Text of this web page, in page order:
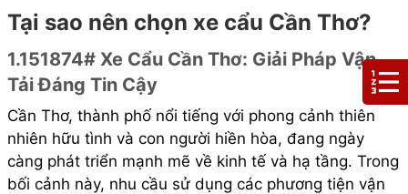
Tại sao nên chọn xe cẩu Cần Thơ?
1.151874# Xe Cẩu Cần Thơ: Giải Pháp Vận
Tải Đáng Tin Cậy
Cần Thơ, thành phố nổi tiếng với phong cảnh thiên
nhiên hữu tình và con người hiền hòa, đang ngày
càng phát triển mạnh mẽ về kinh tế và hạ tầng. Trong
bối cảnh này, nhu cầu sử dụng các phương tiện vận